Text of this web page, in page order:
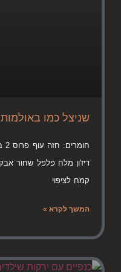
שניצל כמו באולמות
דיז'ון מלח פלפל שחור
קמח לציפוי
המשך לקרא »